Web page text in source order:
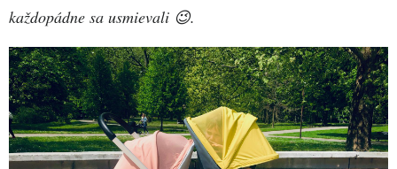
každopádne sa usmievali 😉.